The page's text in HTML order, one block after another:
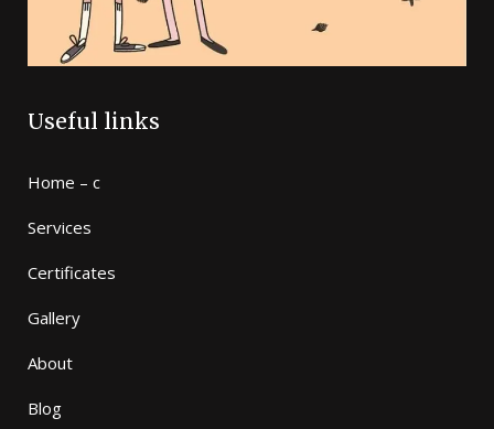
Useful links
Home – c
Services
Certificates
Gallery
About
Blog